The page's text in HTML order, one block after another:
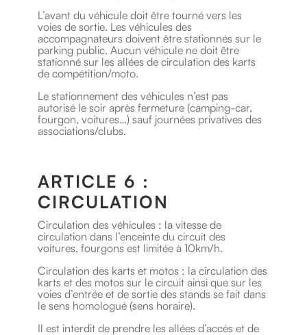
L’avant du véhicule doit être tourné vers les
voies de sortie. Les véhicules des
accompagnateurs doivent être stationnés sur le
parking public. Aucun véhicule ne doit être
stationné sur les allées de circulation des karts
de compétition/moto.
Le stationnement des véhicules n’est pas
autorisé le soir après fermeture (camping-car,
fourgon, voitures…) sauf journées privatives des
associations/clubs.
ARTICLE 6 :
CIRCULATION
Circulation des véhicules : la vitesse de
circulation dans l’enceinte du circuit des
voitures, fourgons est limitée à 10km/h.
Circulation des karts et motos : la circulation des
karts et des motos sur le circuit ainsi que sur les
voies d’entrée et de sortie des stands se fait dans
le sens homologué (sens horaire).
Il est interdit de prendre les allées d’accès et de